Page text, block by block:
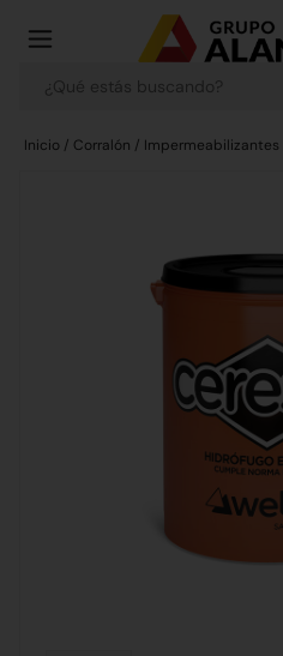
Inicio / Corralón / Impermeabilizantes